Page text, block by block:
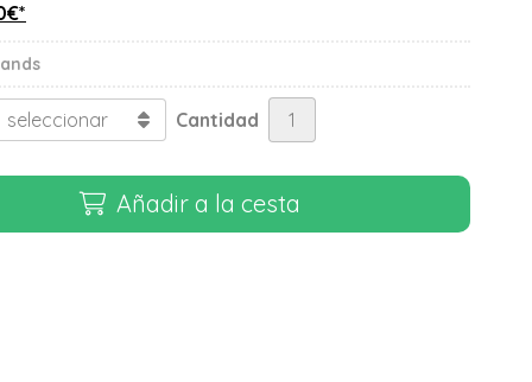
€*
Cantidad
Añadir a la cesta